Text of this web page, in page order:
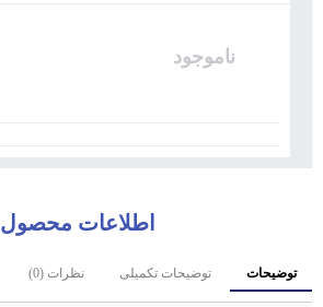
ناموجود
اطلاعات محصول
توضیحات توضیحات تکمیلی نظرات (0)